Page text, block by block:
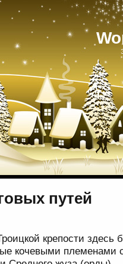
путей
крепости здесь
кочевыми племенами